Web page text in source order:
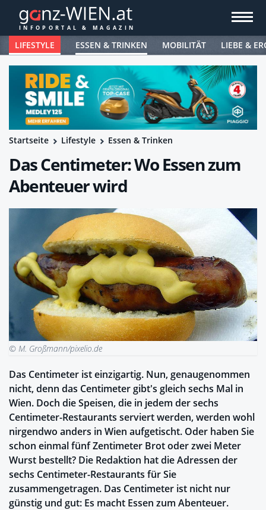
LIFESTYLE ESSEN & TRINKEN MOBILITÄT LIEBE &
Startseite Lifestyle Essen & Trinken
Das Centimeter: Wo Essen zum
Abenteuer wird
© M. Großmann/pixelio.de
Das Centimeter ist einzigartig. Nun, genaugenommen
nicht, denn das Centimeter gibt's gleich sechs Mal in
Wien. Doch die Speisen, die in jedem der sechs
Centimeter-Restaurants serviert werden, werden wohl
nirgendwo anders in Wien aufgetischt. Oder haben Sie
schon einmal fünf Zentimeter Brot oder zwei Meter
Wurst bestellt? Die Redaktion hat die Adressen der
sechs Centimeter-Restaurants für Sie
zusammengetragen. Das Centimeter ist nicht nur
günstig und gut: Es macht Essen zum Abenteuer.